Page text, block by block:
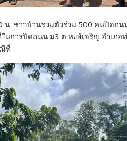
น ชาวบ้านรวมตัวร่วม 500 คนปิดถ
การปิดถนน ม3 ต หงษ์เจริญ อำเภอ
ที่